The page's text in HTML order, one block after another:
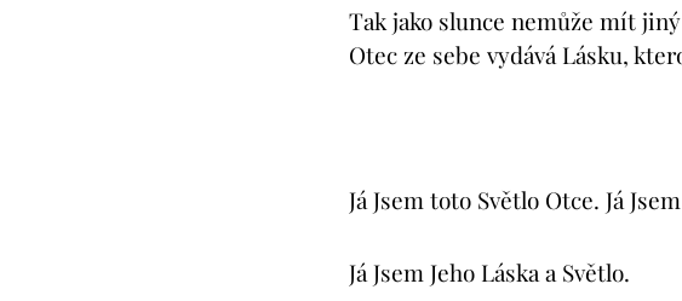
Tak jako slunce nemůže mít
Otec ze sebe vydává Lásku,
Já Jsem toto Světlo Otce. Já
Já Jsem Jeho Láska a Světlo.